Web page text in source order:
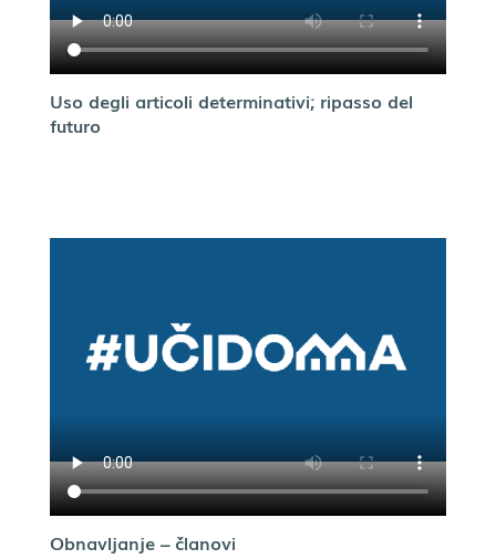
Uso degli articoli determinativi; ripasso del
futuro
Obnavljanje – članovi